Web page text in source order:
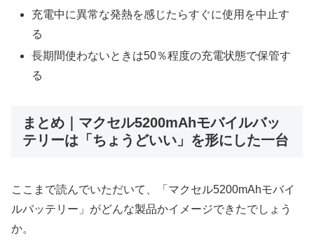
充電中に異常な発熱を感じたらすぐに使用を中止す
る
長期間使わないときは50％程度の充電状態で保管す
る
まとめ｜マクセル5200mAhモバイルバッ
テリーは「ちょうどいい」を形にした一台
ここまで読んでいただいて、「マクセル5200mAhモバイ
ルバッテリー」がどんな製品かイメージできたでしょう
か。